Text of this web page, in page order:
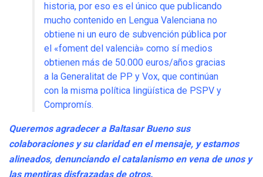
historia, por eso es el único que publicando
mucho contenido en Lengua Valenciana no
obtiene ni un euro de subvención pública por
el «foment del valencià» como sí medios
obtienen más de 50.000 euros/años gracias
a la Generalitat de PP y Vox, que continúan
con la misma política lingüística de PSPV y
Compromís.
Queremos agradecer a Baltasar Bueno sus
colaboraciones y su claridad en el mensaje, y estamos
alineados, denunciando el catalanismo en vena de unos y
las mentiras disfrazadas de otros.